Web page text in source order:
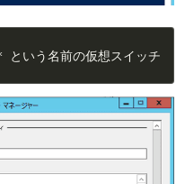
という名前の仮想スイッチ(内